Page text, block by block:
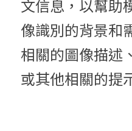
文信息，以幫助
像識別的背景和
相關的圖像描述
或其他相關的提